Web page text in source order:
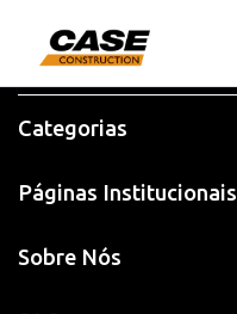
Categorias
Páginas Institucionais
Sobre Nós